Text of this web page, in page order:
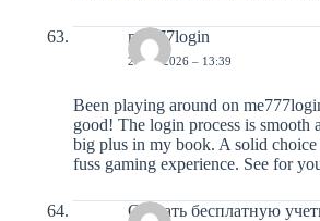
me777login
29-01-2026 – 13:39
Been playing around on
good! The login process is smooth
big plus in my book. A solid
fuss gaming experience. See for
Создать бесплатную